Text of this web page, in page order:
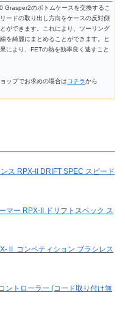
Grasper2のボトムケースを交換するこ
ードの取り出し方向をケースの反対側
ができます。これにより、ツーリング
を綺麗にまとめることができます。ヒ
により、FETの熱を効率良く逃すこと
ップでお求めの場合はコチラから
RPX-II DRIFT SPEC スピード
ー RPX-II ドリフトスペック ス
コンペティション ブラシレス
トローラー (コード取り付け無